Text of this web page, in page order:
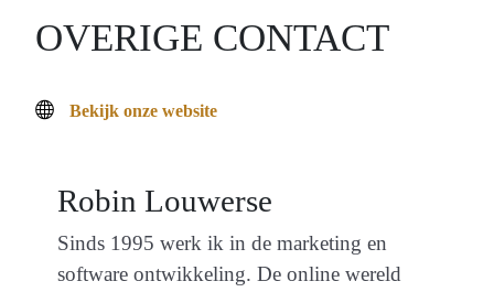
OVERIGE CONTACT
Bekijk onze website
Robin Louwerse
Sinds 1995 werk ik in de marketing en
software ontwikkeling. De online wereld